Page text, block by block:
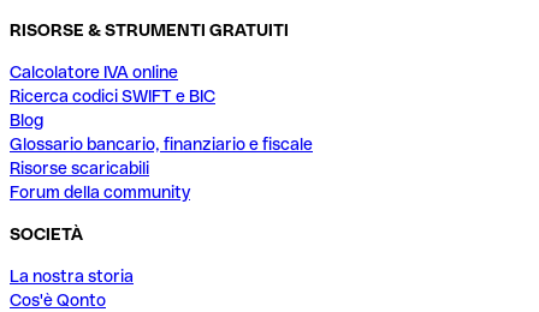
RISORSE & STRUMENTI GRATUITI
Calcolatore IVA online
Ricerca codici SWIFT e BIC
Blog
Glossario bancario, finanziario e fiscale
Risorse scaricabili
Forum della community
SOCIETÀ
La nostra storia
Cos'è Qonto